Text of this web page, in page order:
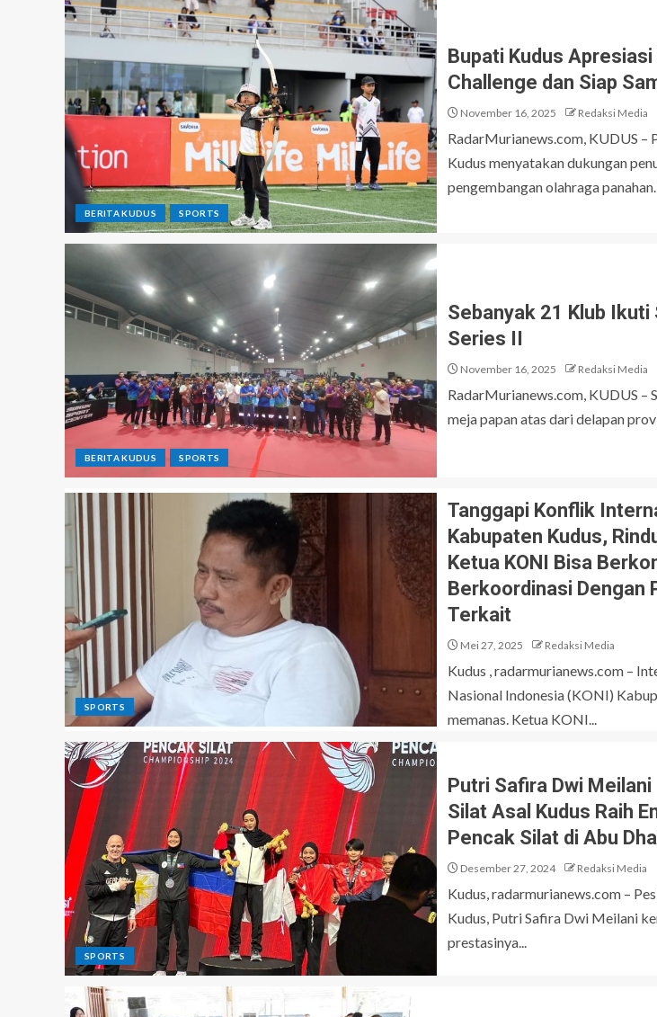
BERITA KUDUS SPORTS
Bupati Kudus
Challenge dan Siap
November 16, 2025 Redaksi Media
RadarMurianews.com, KUDUS –
Kudus menyatakan dukungan
pengembangan olahraga panahan.
BERITA KUDUS SPORTS
Sebanyak 21 Klub Ikuti
Series II
November 16, 2025 Redaksi Media
RadarMurianews.com, KUDUS –
meja papan atas dari delapan
SPORTS
Tanggapi Konflik
Kabupaten Kudus,
Ketua KONI Bisa
Berkoordinasi Dengan
Terkait
Mei 27, 2025 Redaksi Media
Kudus , radarmurianews.com –
Nasional Indonesia (KONI)
memanas. Ketua KONI...
SPORTS
Putri Safira Dwi
Silat Asal Kudus Raih
Pencak Silat di Abu
Desember 27, 2024 Redaksi Media
Kudus, radarmurianews.com –
Kudus, Putri Safira Dwi Meilani
prestasinya...